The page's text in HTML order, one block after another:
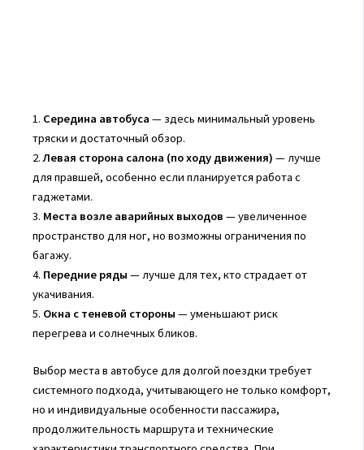
1. Середина автобуса — здесь минимальный уровень
тряски и достаточный обзор.
2.Левая сторона салона (по ходу движения) — лучше
для правшей, особенно если планируется работа с
гаджетами.
3. Места возле аварийных выходов — увеличенное
пространство для ног, но возможны ограничения по
багажу.
4. Передние ряды — лучше для тех, кто страдает от
укачивания.
5. Окна с теневой стороны — уменьшают риск
перегрева и солнечных бликов.
Выбор места в автобусе для долгой поездки требует
системного подхода, учитывающего не только комфорт,
но и индивидуальные особенности пассажира,
продолжительность маршрута и технические